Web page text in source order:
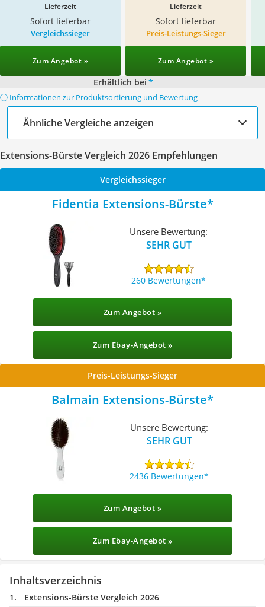
Lieferzeit
Sofort lieferbar
Lieferzeit
Sofort lieferbar
Vergleichssieger
Zum Angebot »
Preis-Leistungs-Sieger
Zum Angebot »
Erhältlich bei *
ⓘ Informationen zur Produktsortierung und Bewertung
Ähnliche Vergleiche anzeigen
Extensions-Bürste Vergleich 2026 Empfehlungen
Vergleichssieger
Fidentia Extensions-Bürste
Unsere Bewertung:
SEHR GUT
260 Bewertungen
Zum Angebot »
Zum Ebay-Angebot »
Preis-Leistungs-Sieger
Balmain Extensions-Bürste
Unsere Bewertung:
SEHR GUT
2436 Bewertungen
Zum Angebot »
Zum Ebay-Angebot »
Inhaltsverzeichnis
Extensions-Bürste Vergleich 2026